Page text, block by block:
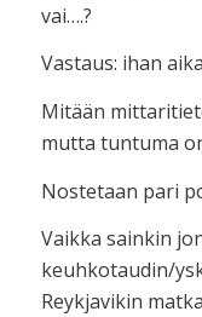
vai….?
Vastaus: ihan
Mitään
mutta tuntuma
Nostetaan pari
Vaikka sainkin
keuhkotaudin/
Reykjavikin